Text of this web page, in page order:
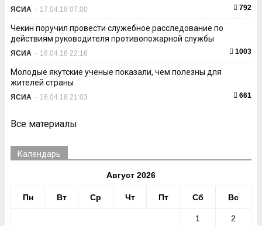
ЯСИА - 17.04.18 07:00 792
Чекин поручил провести служебное расследование по
действиям руководителя противопожарной службы
ЯСИА - 16.04.18 22:16 1003
Молодые якутские ученые показали, чем полезны для
жителей страны
ЯСИА - 16.04.18 21:03 661
Все материалы
Календарь
Август 2026
Пн Вт Ср Чт Пт Сб Вс
1 2